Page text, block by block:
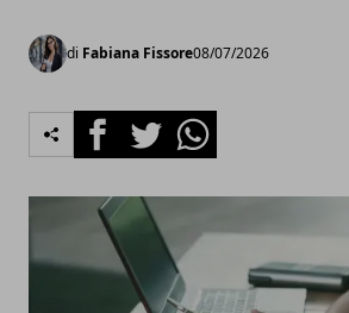
di Fabiana Fissore08/07/2026
FacebookTwitterWhatsapp